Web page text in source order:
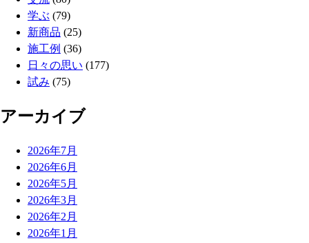
学ぶ (79)
新商品 (25)
施工例 (36)
日々の思い (177)
試み (75)
アーカイブ
2026年7月
2026年6月
2026年5月
2026年3月
2026年2月
2026年1月